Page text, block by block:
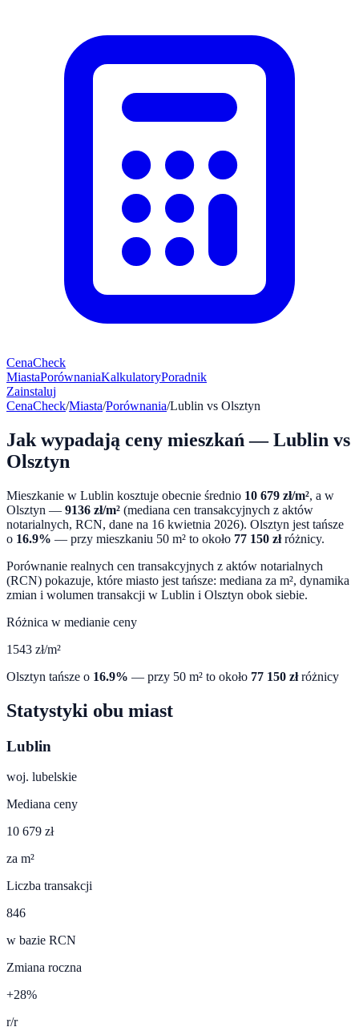
CenaCheck
MiastaPorównaniaKalkulatoryPoradnik
Zainstaluj
CenaCheck/Miasta/Porównania/Lublin vs Olsztyn
Jak wypadają ceny mieszkań —Lublin vs
Olsztyn
Mieszkanie w Lublin kosztuje obecnie średnio 10 679 zł/m², a w
Olsztyn — 9136 zł/m² (mediana cen transakcyjnych z aktów
notarialnych, RCN, dane na 16 kwietnia 2026). Olsztyn jest tańsze
o 16.9% — przy mieszkaniu 50 m² to około 77 150 złróżnicy.
Porównanie realnych cen transakcyjnych z aktów notarialnych
(RCN) pokazuje, które miasto jest tańsze: mediana za m², dynamika
zmian i wolumen transakcji w Lublin i Olsztyn obok siebie.
Różnica w medianie ceny
1543 zł/m²
Olsztyn tańsze o 16.9% — przy 50 m² to około 77 150 złróżnicy
Statystyki obu miast
Lublin
woj. lubelskie
Mediana ceny
10 679 zł
za m²
Liczba transakcji
846
w bazie RCN
Zmiana roczna
+28%
r/r